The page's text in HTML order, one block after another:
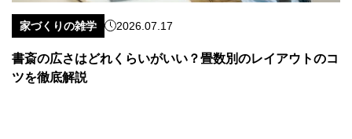
家づくりの雑学 2026.07.17
書斎の広さはどれくらいがいい？畳数別のレイアウトのコ
ツを徹底解説